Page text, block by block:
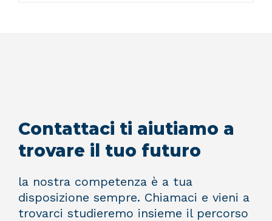
Contattaci ti aiutiamo a
trovare il tuo futuro
la nostra competenza è a tua
disposizione sempre. Chiamaci e vieni a
trovarci studieremo insieme il percorso